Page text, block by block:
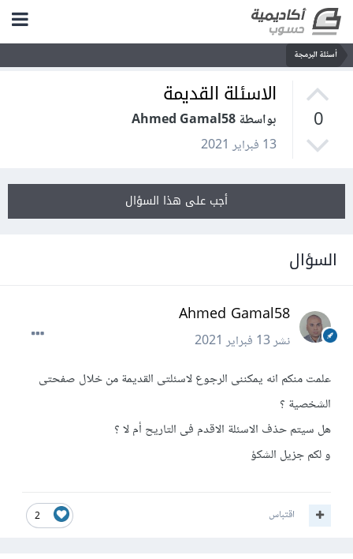
أسئلة البرمجة
0
الاسئلة القديمة
بواسطة Ahmed Gamal58
13 فبراير 2021
أجب على هذا السؤال
السؤال
Ahmed Gamal58
نشر13 فبراير 2021
علمت منكم انه يمكننى الرجوع لاسئلتى القديمة من خلال صفحتى
الشخصية ؟
هل سيتم حذف الاسئلة الاقدم فى التاريح أم لا ؟
و لكم جزيل الشكؤ
2 اقتباس